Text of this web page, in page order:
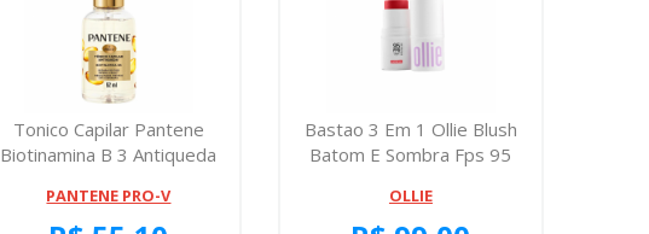
Tonico Capilar Pantene
Biotinamina B 3 Antiqueda
PANTENE PRO-V
Bastao 3 Em 1 Ollie Blush
Batom E Sombra Fps 95
OLLIE